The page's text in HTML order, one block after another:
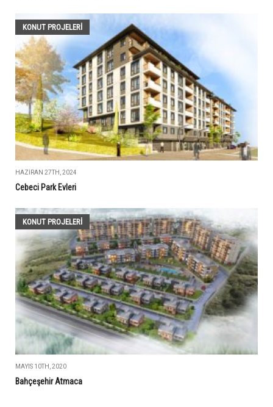
KONUT PROJELERI
HAZIRAN 27TH, 2024
Cebeci Park Evleri
KONUT PROJELERI
MAYIS 10TH, 2020
Bahçeşehir Atmaca